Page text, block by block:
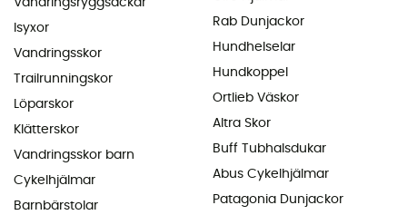
Isyxor
Vandringsskor
Trailrunningskor
Löparskor
Klätterskor
Vandringsskor barn
Cykelhjälmar
Barnbärstolar
Rab Dunjackor
Hundhelselar
Hundkoppel
Ortlieb Väskor
Altra Skor
Buff Tubhalsdukar
Abus Cykelhjälmar
Patagonia Dunjackor